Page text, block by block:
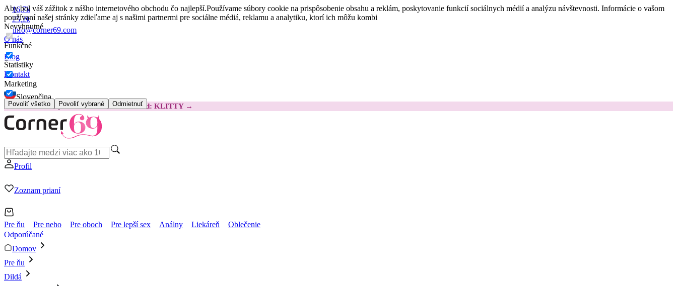
Aby bol váš zážitok z nášho internetového obchodu čo najlepší.Používame súbory cookie na prispôsobenie obsahu a reklám, poskytovanie funkcií sociálnych médií a analýzu návštevnosti. Informácie o vašom
používaní našej stránky zdieľame aj s našimi partnermi pre sociálne médiá, reklamu a analytiku, ktorí ich môžu kombi
Nevyhnutné
Funkčné
Štatistiky
Marketing
Povoliť všetko Povoliť vybrané Odmietnuť
16,7k
25,2k
info@corner69.com
O nás
Blog
Kontakt
Slovenčina
😽Svakom Klitty: O 15 € LACNEJŠIEKód: KLITTY →
Profil
Zoznam prianí
Pre ňu Pre neho Pre oboch Pre lepší sex Análny Liekáreň
Oblečenie
Odporúčané
Domov
Pre ňu
Dildá